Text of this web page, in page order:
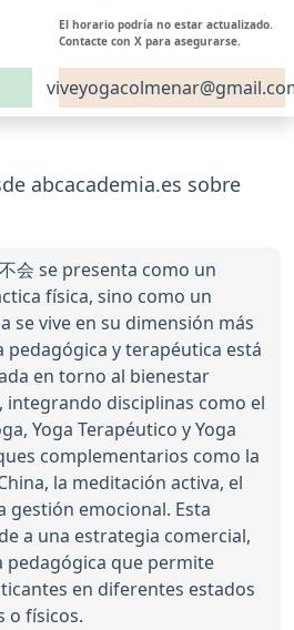
El horario podría no estar actualizado.
Contacte con X para asegurarse.
abcacademia.es sobre
会 se presenta como un
física, sino como un
se vive en su dimensión más
y terapéutica está
en torno al bienestar
disciplinas como el
Yoga Terapéutico y Yoga
complementarios como la
la meditación activa, el
gestión emocional. Esta
a una estrategia comercial,
pedagógica que permite
en diferentes estados
o físicos.